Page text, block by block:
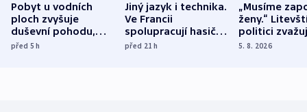
Pobyt u vodních
ploch zvyšuje
duševní pohodu,
ukázala
před 5h
Jiný jazyk i technika.
Ve Francii
spolupracují hasiči z
různých zemí
před 21h
„Musíme
ženy.“
politici
dohodu o
5. 8. 2026